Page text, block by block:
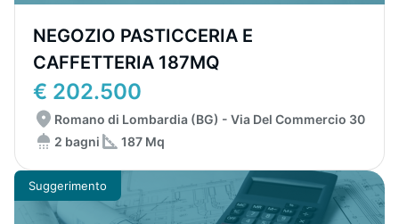
NEGOZIO PASTICCERIA E
CAFFETTERIA 187MQ
€ 202.500
Romano di Lombardia (BG) - Via Del Commercio 30
2 bagni
187 Mq
Suggerimento